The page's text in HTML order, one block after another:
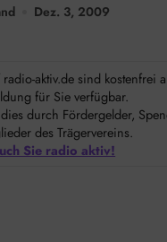
Dez. 3, 2009
aktiv.de sind kostenfrei
für Sie verfügbar.
durch Fördergelder,
des Trägervereins.
Sie radio aktiv!